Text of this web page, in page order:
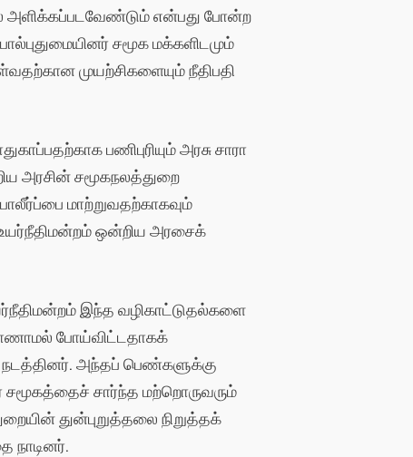
அளிக்கப்படவேண்டும் என்பது போன்ற
சமூக மக்களிடமும்
முயற்சிகளையும் நீதிபதி
பணிபுரியும் அரசு சாரா
அரசின் சமூகநலத்துறை
மாற்றுவதற்காகவும்
ஒன்றிய அரசைக்
இந்த வழிகாட்டுதல்களை
போய்விட்டதாகக்
நடத்தினர். அந்தப் பெண்களுக்கு
சமூகத்தைச் சார்ந்த மற்றொருவரும்
துன்புறுத்தலை நிறுத்தக்
நாடினர்.